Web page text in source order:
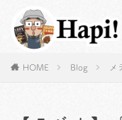
HOME Blog メ